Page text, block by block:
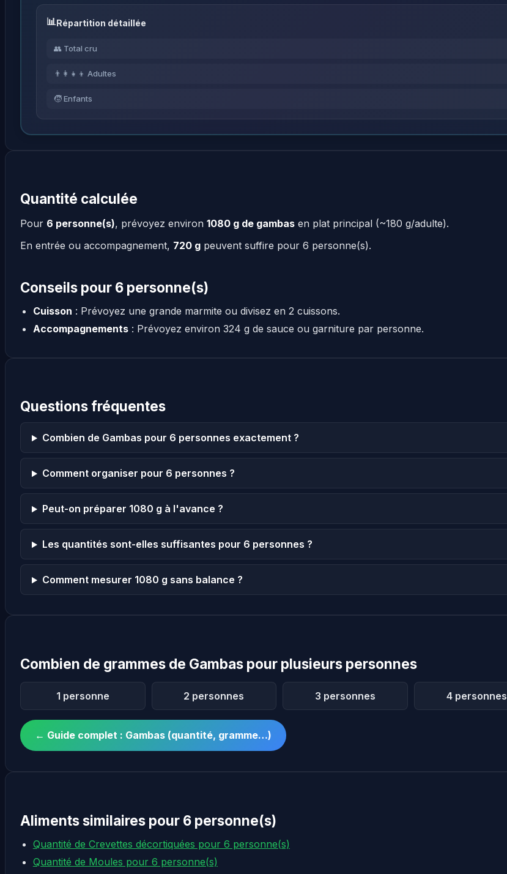
Répartition détaillée
👥 Total cru
👨‍👩‍👧‍👦 Adultes
🧒 Enfants
Quantité calculée
Pour 6 personne(s), prévoyez environ 1080 g de gambas en plat principal (~180 g/adulte).
En entrée ou accompagnement, 720 g peuvent suffire pour 6 personne(s).
Conseils pour 6 personne(s)
Cuisson : Prévoyez une grande marmite ou divisez en 2 cuissons.
Accompagnements: Prévoyez environ 324 g de sauce ou garniture par personne.
Questions fréquentes
Combien de Gambas pour 6 personnes exactement ?
Comment organiser pour 6 personnes ?
Peut-on préparer 1080 g à l'avance ?
Les quantités sont-elles suffisantes pour 6 personnes ?
Comment mesurer 1080 g sans balance ?
Combien de grammes de Gambas pour plusieurs personnes
1 personne 2 personnes 3 personnes 4 personnes
← Guide complet : Gambas (quantité, gramme…)
Aliments similaires pour 6 personne(s)
Quantité de Crevettes décortiquées pour 6 personne(s)
Quantité de Moules pour 6 personne(s)